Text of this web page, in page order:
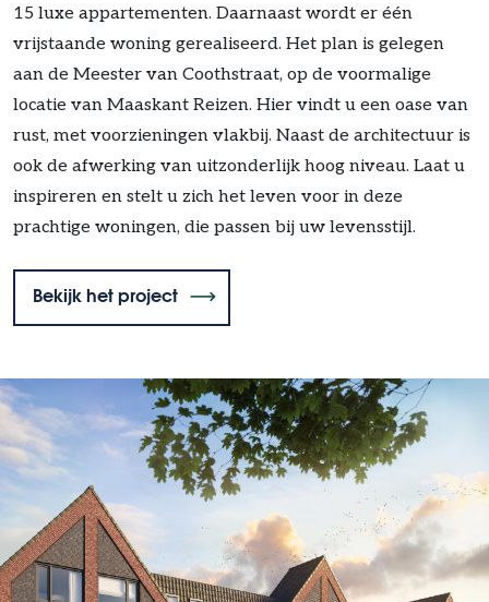
15 luxe appartementen. Daarnaast wordt er één
vrijstaande woning gerealiseerd. Het plan is gelegen
aan de Meester van Coothstraat, op de voormalige
locatie van Maaskant Reizen. Hier vindt u een oase van
rust, met voorzieningen vlakbij. Naast de architectuur is
ook de afwerking van uitzonderlijk hoog niveau. Laat u
inspireren en stelt u zich het leven voor in deze
prachtige woningen, die passen bij uw levensstijl.
Bekijk het project